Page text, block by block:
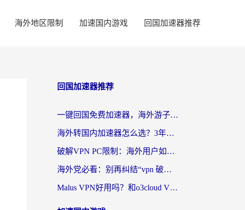
海外地区限制 加速国内游戏 回国加速器推荐
回国加速器推荐
一键回国免费加速器，海外游子的数字归乡路
海外转国内加速器怎么选？3年海外党亲测指南，无缝刷剧玩游戏不再难
破解VPN PC限制：海外用户如何选择回国加速器实现无缝访问国内资源
海外党必看：别再纠结“vpn 破解”，这样选回国加速器才能真正无缝访问国内资源
Malus VPN好用吗？和o3cloud VPN对比哪个回国效果更好？